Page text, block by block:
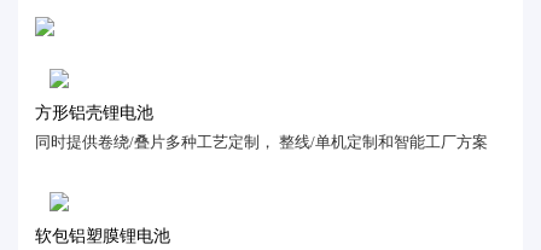
方形铝壳锂电池
同时提供卷绕/叠片多种工艺定制， 整线/单机定制和智能工厂方案
软包铝塑膜锂电池